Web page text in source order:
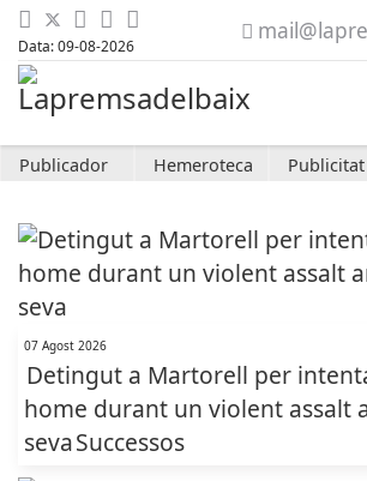
Data: 09-08-2026
Publicador Hemeroteca Publicitat
07 Agost 2026
Detingut a Martorell per
home durant un violent assalt
sevaSuccessos